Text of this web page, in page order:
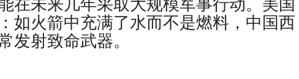
在未来几年采取大规模军事行动。美国
如火箭中充满了水而不是燃料，中国西
发射致命武器。